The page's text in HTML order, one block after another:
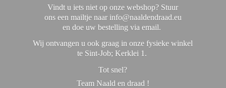
Vindt u iets niet op onze webshop? Stuur
ons een mailtje naar info@naaldendraad.eu
en doe uw bestelling via email.
Wij ontvangen u ook graag in onze fysieke winkel
te Sint-Job; Kerklei 1.
Tot snel?
Team Naald en draad !